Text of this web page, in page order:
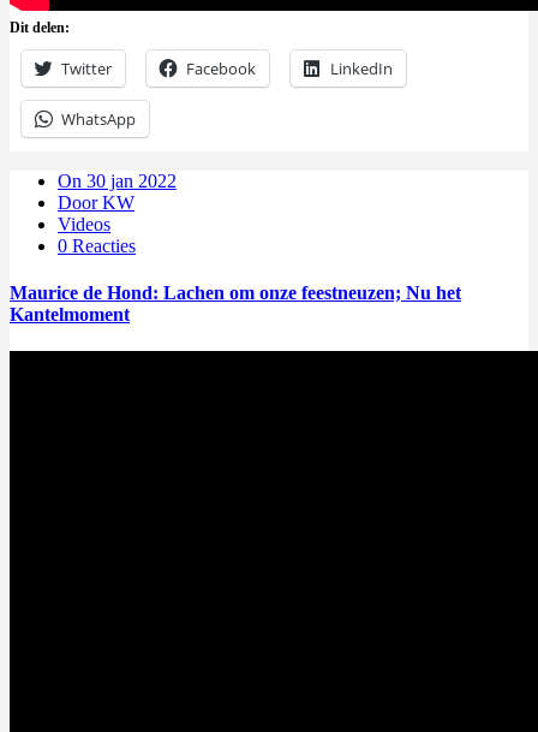
Dit delen:
Twitter Facebook LinkedIn
WhatsApp
On 30 jan 2022
Door KW
Videos
0 Reacties
Maurice de Hond: Lachen om onze feestneuzen; Nu het
Kantelmoment